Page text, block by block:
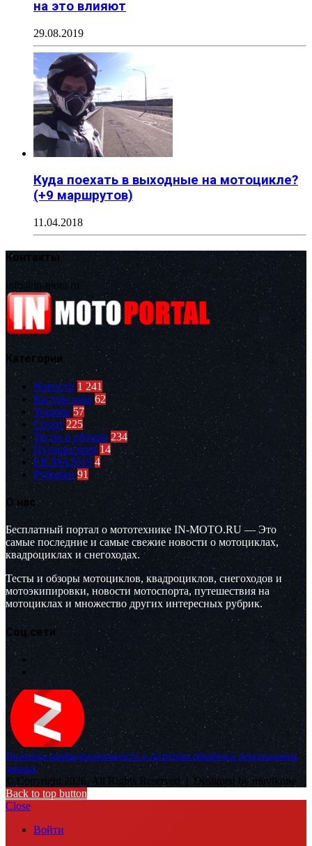
на это влияют
29.08.2019
Куда поехать в выходные на мотоцикле?
(+9 маршрутов)
11.04.2018
Контакты
info@in-moto.ru
Категории
Новости 1 241
Кастом зона 62
Youtube 57
Спорт 225
Тесты и обзоры 234
Путешествия 14
EICMA2019 4
Рубрики 91
О нас
Бесплатный портал о мототехнике IN-MOTO.RU — Это
самые последние и самые свежие новости о мотоциклах,
квадроциклах и снегоходах.
Тесты и обзоры мотоциклов, квадроциклов, снегоходов и
мотоэкипировки, новости мотоспорта, путешествия на
мотоциклах и множество других интересных рубрик.
Соц.сети
Политика конфиденциальности и политика обработки персональных
данных
© Copyright 2026, All Rights Reserved | Designed by muvikone
Back to top button
Close
Войти